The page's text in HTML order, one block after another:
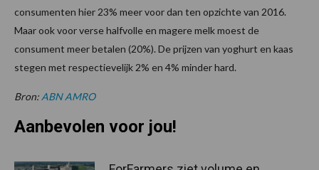
consumenten hier 23% meer voor dan ten opzichte van 2016.
Maar ook voor verse halfvolle en magere melk moest de
consument meer betalen (20%). De prijzen van yoghurt en kaas
stegen met respectievelijk 2% en 4% minder hard.
Bron: ABN AMRO
Aanbevolen voor jou!